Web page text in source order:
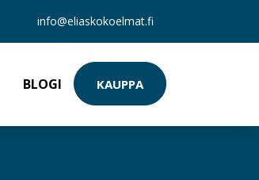
info@eliaskokoelmat.fi
BLOGI KAUPPA